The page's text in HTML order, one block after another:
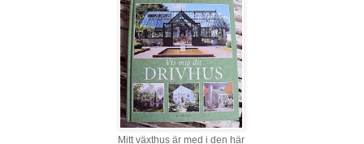
Mitt växthus är med i den här